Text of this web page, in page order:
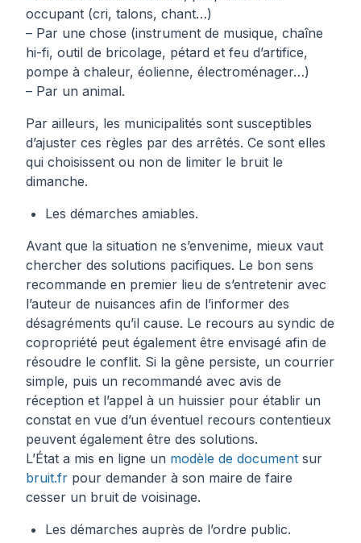
occupant (cri, talons, chant…)
– Par une chose (instrument de musique, chaîne
hi-fi, outil de bricolage, pétard et feu d’artifice,
pompe à chaleur, éolienne, électroménager…)
– Par un animal.
Par ailleurs, les municipalités sont susceptibles
d’ajuster ces règles par des arrêtés. Ce sont elles
qui choisissent ou non de limiter le bruit le
dimanche.
Les démarches amiables.
Avant que la situation ne s’envenime, mieux vaut
chercher des solutions pacifiques. Le bon sens
recommande en premier lieu de s’entretenir avec
l’auteur de nuisances afin de l’informer des
désagréments qu’il cause. Le recours au syndic de
copropriété peut également être envisagé afin de
résoudre le conflit. Si la gêne persiste, un courrier
simple, puis un recommandé avec avis de
réception et l’appel à un huissier pour établir un
constat en vue d’un éventuel recours contentieux
peuvent également être des solutions.
L’État a mis en ligne un modèle de document sur
bruit.fr pour demander à son maire de faire
cesser un bruit de voisinage.
Les démarches auprès de l’ordre public.